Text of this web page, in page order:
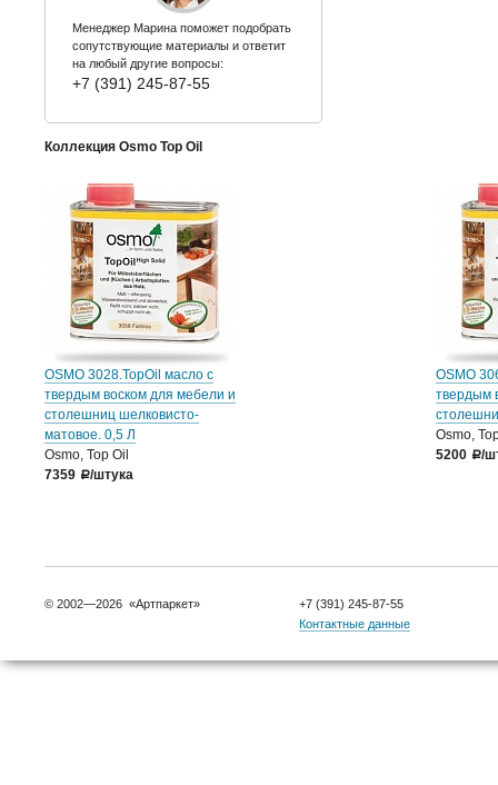
Менеджер Марина поможет подобрать
сопутствующие материалы и ответит
на любый другие вопросы:
+7 (391) 245-87-55
Коллекция Osmo Top Oil
OSMO 3028.TopOil масло с
твердым воском для мебели и
столешниц шелковисто-
матовое. 0,5 Л
Osmo, Top Oil
7359
a/штука
OSMO
твердым
Osmo,
5200
a/
© 2002—2026 «Артпаркет»
+7 (391) 245-87-55
Контактные данные